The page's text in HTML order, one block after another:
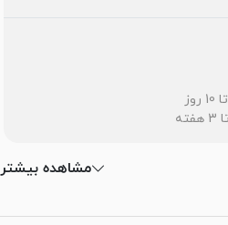
مشاهده بیشتر